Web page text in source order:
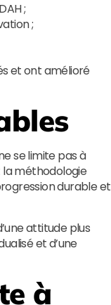
;
;
et ont amélioré
se limite pas à
la méthodologie
durable et
attitude plus
et d’une
à